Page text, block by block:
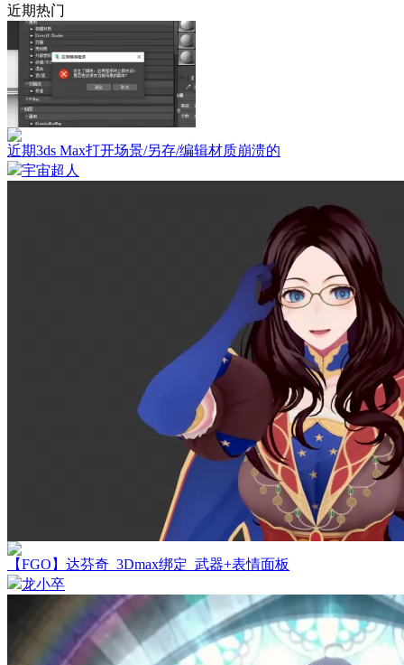
近期热门
近期3ds Max打开场景/另存/编辑材质崩溃的
宇宙超人
【FGO】达芬奇_3Dmax绑定_武器+表情面板
龙小卒